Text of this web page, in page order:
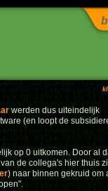
werden dus uiteindelijk
(en loopt de
op 0 uitkomen. Door al
de collega's hier thuis
) naar binnen gekruid om